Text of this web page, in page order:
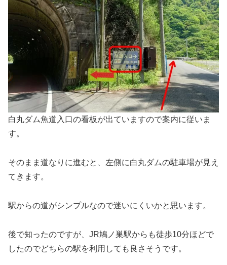
白丸ダム魚道入口の看板が出ていますので案内に従いま
す。
そのまま道なりに進むと、左側に白丸ダムの駐車場が見え
てきます。
駅からの道がシンプルなので迷いにくいかと思います。
後で知ったのですが、JR鳩ノ巣駅からも徒歩10分ほどで
したのでどちらの駅を利用しても良さそうです。